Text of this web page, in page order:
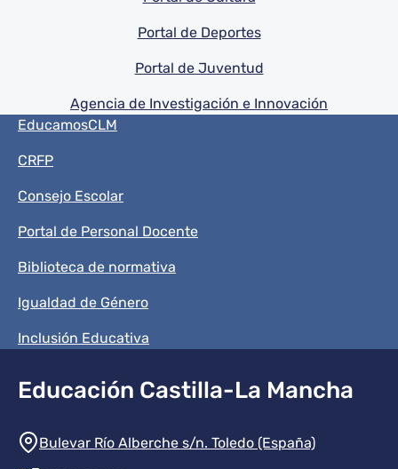
Portal de Deportes
Portal de Juventud
Agencia de Investigación e Innovación
Menú del pie
EducamosCLM
CRFP
Consejo Escolar
Portal de Personal Docente
Biblioteca de normativa
Igualdad de Género
Inclusión Educativa
Educación Castilla-La Mancha
Información de la institución
Bulevar Río Alberche s/n. Toledo (España)